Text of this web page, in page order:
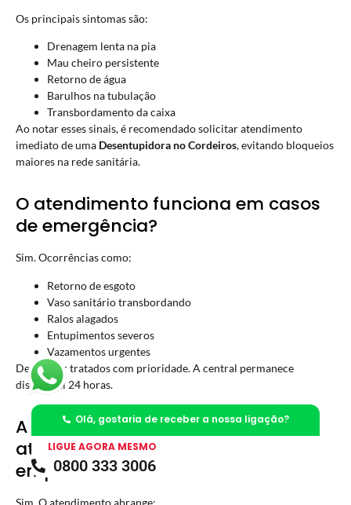
Os principais sintomas são:
Drenagem lenta na pia
Mau cheiro persistente
Retorno de água
Barulhos na tubulação
Transbordamento da caixa
Ao notar esses sinais, é recomendado solicitar atendimento
imediato de uma Desentupidora no Cordeiros, evitando bloqueios
maiores na rede sanitária.
O atendimento funciona em casos
de emergência?
Sim. Ocorrências como:
Retorno de esgoto
Vaso sanitário transbordando
Ralos alagados
Entupimentos severos
Vazamentos urgentes
Devem ser tratados com prioridade. A central permanece
disponível 24 horas.
A Desentupidora no Cordeiros
atende residências, comércios e
empresas?
Sim. O atendimento abrange:
Olá, gostaria de receber a nossa ligação?
LIGUE AGORA MESMO
0800 333 3006